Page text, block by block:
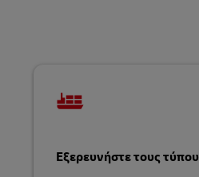
LifeTrack
Μάθετε για τις
Εξερευνήστε τους